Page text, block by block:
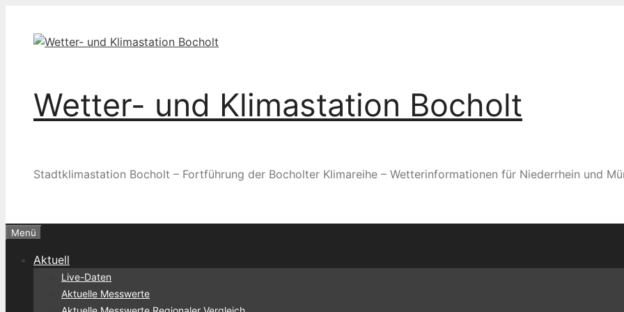
springen
Wetter- und Klimastation Bocholt
Stadtklimastation Bocholt – Fortführung der Bocholter Klimareihe – Wetterinformationen für Niederrhein und
Menü
Aktuell
Live-Daten
Aktuelle Messwerte